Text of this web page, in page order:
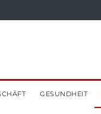
GESUNDHEIT